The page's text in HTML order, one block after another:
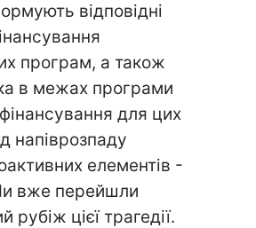
відповідні
програм, а також
в межах програми
для цих
напіврозпаду
елементів -
вже перейшли
рубіж цієї трагедії.